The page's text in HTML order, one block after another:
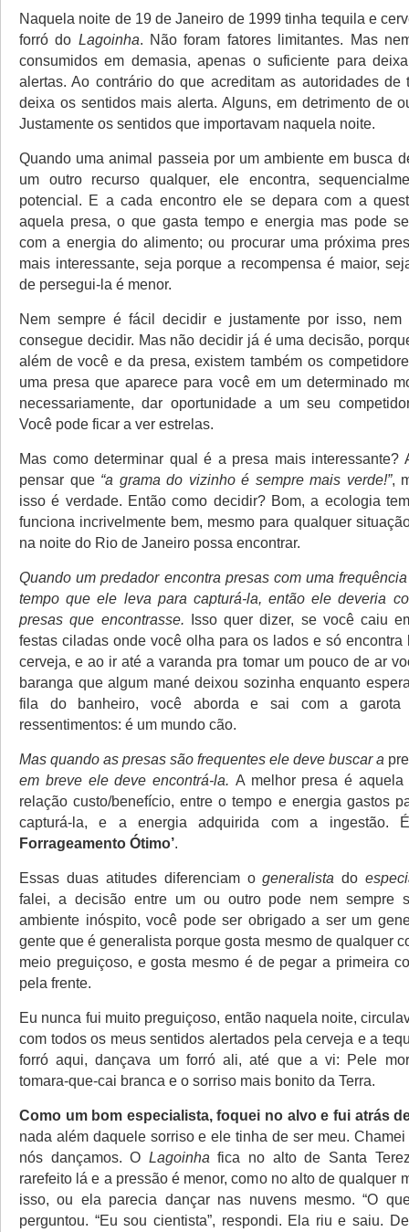
Naquela noite de 19 de Janeiro de 1999 tinha tequila e
forró do Lagoinha. Não foram fatores limitantes. Mas
consumidos em demasia, apenas o suficiente para
alertas. Ao contrário do que acreditam as autoridades de
deixa os sentidos mais alerta. Alguns, em detrimento de
Justamente os sentidos que importavam naquela noite.
Quando uma animal passeia por um ambiente em busca
um outro recurso qualquer, ele encontra,
potencial. E a cada encontro ele se depara com a
aquela presa, o que gasta tempo e energia mas pode
com a energia do alimento; ou procurar uma próxima
mais interessante, seja porque a recompensa é maior,
de persegui-la é menor.
Nem sempre é fácil decidir e justamente por isso, nem
consegue decidir. Mas não decidir já é uma decisão,
além de você e da presa, existem também os
uma presa que aparece para você em um determinado
necessariamente, dar oportunidade a um seu
Você pode ficar a ver estrelas.
Mas como determinar qual é a presa mais interessante?
pensar que “a grama do vizinho é sempre mais verde!”,
isso é verdade. Então como decidir? Bom, a ecologia
funciona incrivelmente bem, mesmo para qualquer
na noite do Rio de Janeiro possa encontrar.
Quando um predador encontra presas com uma
tempo que ele leva para capturá-la, então ele deveria
presas que encontrasse. Isso quer dizer, se você caiu
festas ciladas onde você olha para os lados e só encontra
cerveja, e ao ir até a varanda pra tomar um pouco de ar
baranga que algum mané deixou sozinha enquanto
fila do banheiro, você aborda e sai com a garota
ressentimentos: é um mundo cão.
Mas quando as presas são frequentes ele deve buscar a
em breve ele deve encontrá-la. A melhor presa é
relação custo/benefício, entre o tempo e energia gastos
capturá-la, e a energia adquirida com a
Forrageamento Ótimo’.
Essas duas atitudes diferenciam ogeneralista do
falei, a decisão entre um ou outro pode nem sempre
ambiente inóspito, você pode ser obrigado a ser um
gente que é generalista porque gosta mesmo de qualquer
meio preguiçoso, e gosta mesmo é de pegar a primeira
pela frente.
Eu nunca fui muito preguiçoso, então naquela noite,
com todos os meus sentidos alertados pela cerveja e a
forró aqui, dançava um forró ali, até que a vi: Pele
tomara-que-cai branca e o sorriso mais bonito da Terra.
Como um bom especialista, foquei no alvo e fui atrás
nada além daquele sorriso e ele tinha de ser meu.
nós dançamos. O Lagoinha fica no alto de Santa
rarefeito lá e a pressão é menor, como no alto de qualquer
isso, ou ela parecia dançar nas nuvens mesmo. “O
perguntou. “Eu sou cientista”, respondi. Ela riu e saiu.